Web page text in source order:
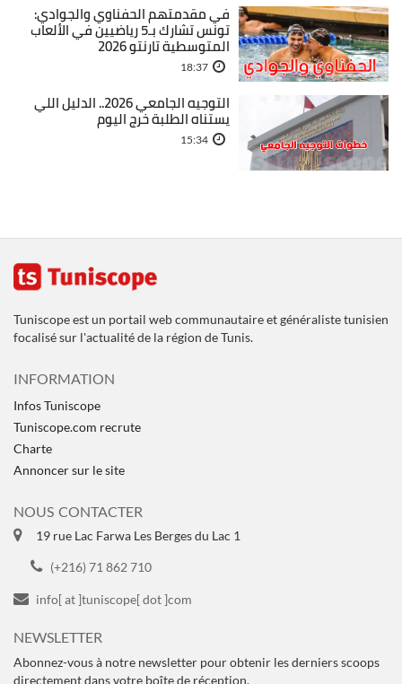
في مقدمتهم الحفناوي والجوادي:
تونس تشارك بـ5 رياضيين في الألعاب
المتوسطية تارنتو 2026
18:37
التوجيه الجامعي 2026.. الدليل اللي
يستناه الطلبة خرج اليوم
15:34
Tuniscope est un portail web communautaire et généraliste tunisien
focalisé sur l'actualité de la région de Tunis.
INFORMATION
Infos Tuniscope
Tuniscope.com recrute
Charte
Annoncer sur le site
NOUS CONTACTER
19 rue Lac Farwa Les Berges du Lac 1
(+216) 71 862 710
info[ at ]tuniscope[ dot ]com
NEWSLETTER
Abonnez-vous à notre newsletter pour obtenir les derniers scoops
directement dans votre boîte de réception.